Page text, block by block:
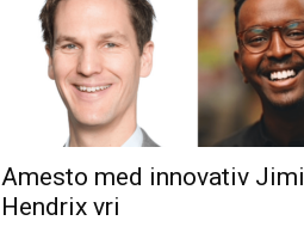
Amesto med innovativ Jimi
Hendrix vri